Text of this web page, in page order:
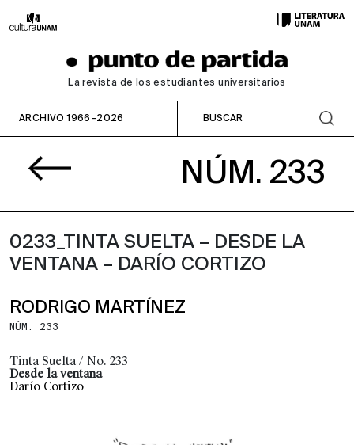
La revista de los estudiantes universitarios
ARCHIVO 1966–2026
NÚM. 233
0233_TINTA SUELTA – DESDE LA
VENTANA – DARÍO CORTIZO
RODRIGO MARTÍNEZ
NÚM. 233
Tinta Suelta / No. 233
Desde la ventana
Darío Cortizo